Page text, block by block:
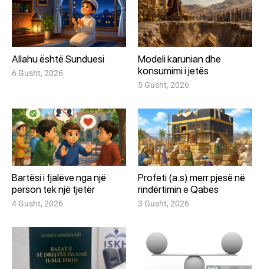
Allahu është Sunduesi
6 Gusht, 2026
Modeli karunian dhe
konsumimi i jetës
5 Gusht, 2026
Bartësi i fjalëve nga një
person tek një tjetër
4 Gusht, 2026
Profeti (a.s) merr pjesë në
rindërtimin e Qabes
3 Gusht, 2026